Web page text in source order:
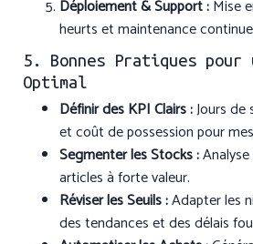
Déploiement & Support :Mise
heurts et maintenance
5. Bonnes Pratiques pour
Optimal
Définir des KPI Clairs :Jours
et coût de possession pour
Segmenter les Stocks :
articles à forte valeur.
Réviser les Seuils :Adapter les
des tendances et des délais